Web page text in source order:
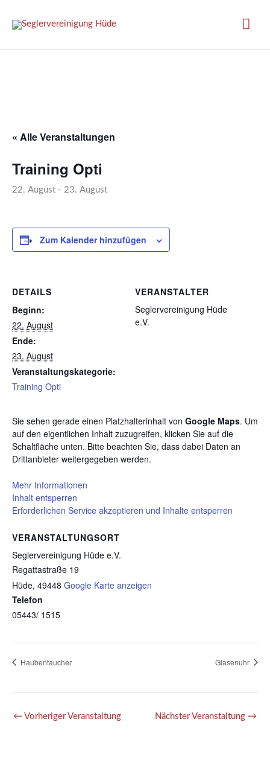
Inhalt
springen
« Alle Veranstaltungen
Training Opti
22. August - 23. August
Zum Kalender hinzufügen
DETAILS
Beginn:
22. August
Ende:
23. August
Veranstaltungskategorie:
Training Opti
VERANSTALTER
Seglervereinigung Hüde
e.V.
VERANSTALTUNGSORT
Seglervereinigung Hüde e.V.
Regattastraße 19
Hüde, 49448 Google Karte anzeigen
Telefon
05443/ 1515
Sie sehen gerade einen Platzhalterinhalt von Google Maps. Um
auf den eigentlichen Inhalt zuzugreifen, klicken Sie auf die
Schaltfläche unten. Bitte beachten Sie, dass dabei Daten an
Drittanbieter weitergegeben werden.
Mehr Informationen
Inhalt entsperren
Erforderlichen Service akzeptieren und Inhalte entsperren
Haubentaucher Glasenuhr
← Vorheriger Veranstaltung Nächster Veranstaltung →